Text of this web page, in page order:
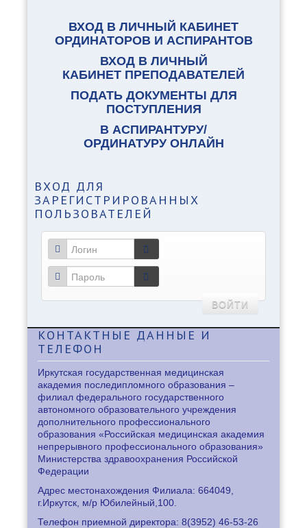
ВХОД В ЛИЧНЫЙ КАБИНЕТ
ОРДИНАТОРОВ И АСПИРАНТОВ
ВХОД В ЛИЧНЫЙ
КАБИНЕТ ПРЕПОДАВАТЕЛЕЙ
ПОДАТЬ ДОКУМЕНТЫ ДЛЯ
ПОСТУПЛЕНИЯ
В АСПИРАНТУРУ/
ОРДИНАТУРУ ОНЛАЙН
ВХОД ДЛЯ
ЗАРЕГИСТРИРОВАННЫХ
ПОЛЬЗОВАТЕЛЕЙ
ВОЙТИ
КОНТАКТНЫЕ ДАННЫЕ И
ТЕЛЕФОН
Иркутская государственная медицинская
академия последипломного образования –
филиал федерального государственного
автономного образовательного учреждения
дополнительного профессионального
образования «Российская медицинская академия
непрерывного профессионального образования»
Министерства здравоохранения Российской
Федерации
Адрес местонахождения Филиала: 664049,
г.Иркутск, м/р Юбилейный,100.
Телефон приемной директора: 8(3952) 46-53-26